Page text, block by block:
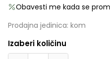
Obavesti me kada se
Prodajna jedinica: kom
Izaberi količinu